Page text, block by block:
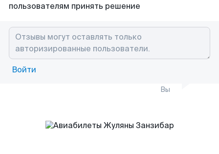
пользователям принять решение
Войти
Вы